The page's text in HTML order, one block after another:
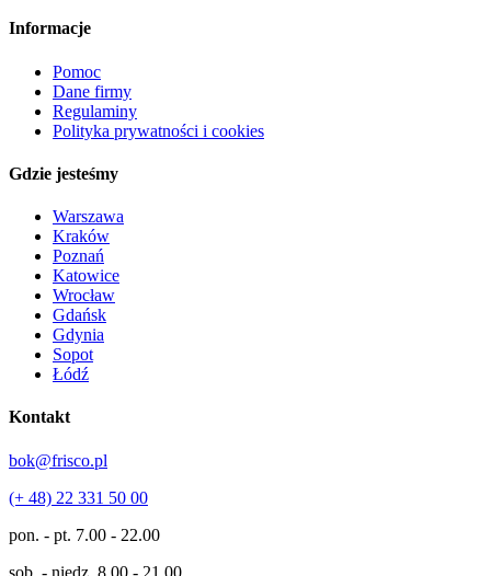
Informacje
Pomoc
Dane firmy
Regulaminy
Polityka prywatności i cookies
Gdzie jesteśmy
Warszawa
Kraków
Poznań
Katowice
Wrocław
Gdańsk
Gdynia
Sopot
Łódź
Kontakt
bok@frisco.pl
(+ 48) 22 331 50 00
pon. - pt. 7.00 - 22.00
sob. - niedz. 8.00 - 21.00